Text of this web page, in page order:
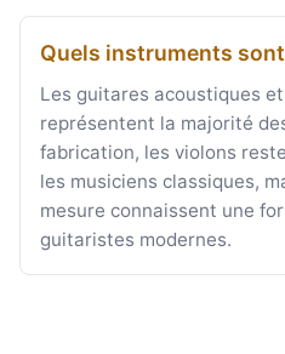
Quels instruments
Les guitares acoustiques
représentent la majorité
fabrication, les violons
les musiciens classiques,
mesure connaissent une
guitaristes modernes.